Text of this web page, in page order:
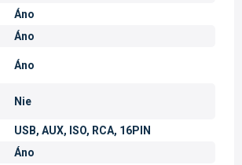
Áno
Áno
Áno
Nie
USB, AUX, ISO, RCA, 16PIN
Áno